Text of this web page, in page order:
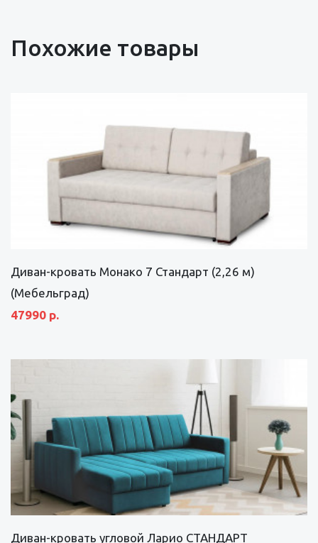
Похожие товары
Диван-кровать Монако 7 Стандарт (2,26 м)
(Мебельград)
47990 р.
Диван-кровать угловой Ларио СТАНДАРТ